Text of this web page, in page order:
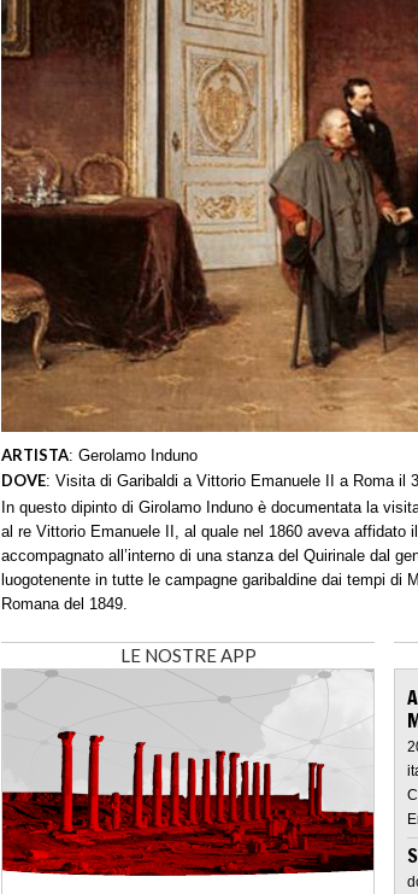
ARTISTA: Gerolamo Induno
DOVE: Visita di Garibaldi a Vittorio Emanuele II a Roma il
In questo dipinto di Girolamo Induno è documentata la
al re Vittorio Emanuele II, al quale nel 1860 aveva affidato
accompagnato all’interno di una stanza del Quirinale dal
luogotenente in tutte le campagne garibaldine dai tempi di
Romana del 1849.
LE NOSTRE APP